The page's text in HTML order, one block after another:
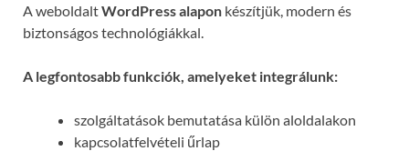
A weboldaltWordPress alapon készítjük, modern és
biztonságos technológiákkal.
A legfontosabb funkciók, amelyeket integrálunk:
szolgáltatások bemutatása külön aloldalakon
kapcsolatfelvételi űrlap